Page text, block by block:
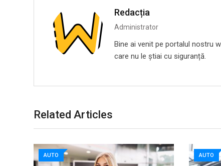
Redacția
Administrator
Bine ai venit pe portalul nostru
care nu le știai cu siguranță.
Related Articles
AUTO AUTO